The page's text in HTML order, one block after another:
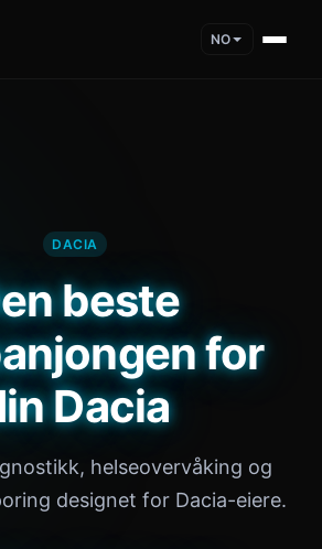
NO
DACIA
beste
for
Dacia
helseovervåking og
designet for Dacia-eiere.